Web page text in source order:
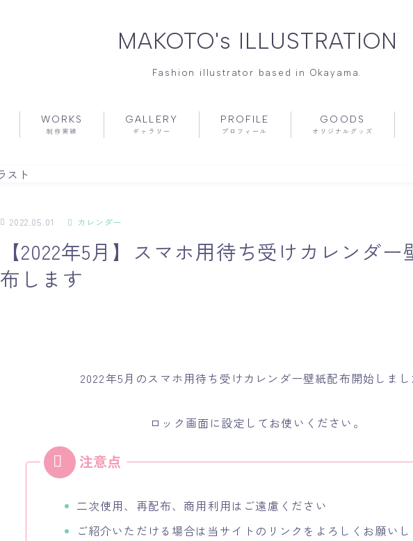
MAKOTO's ILLUSTRATION
Fashion illustrator based in Okayama.
WORKS
制作実績
GALLERY
ギャラリー
PROFILE
プロフィール
GOODS
オリジナルグッズ
2022.05.01 カレンダー
【2022年5月】スマホ用待ち受けカレンダ
布します
2022年5月のスマホ用待ち受けカレンダー壁紙配布開始しまし
ロック画面に設定してお使いください。
二次使用、再配布、商用利用はご遠慮ください
ご紹介いただける場合は当サイトのリンクをよろしくお願いし